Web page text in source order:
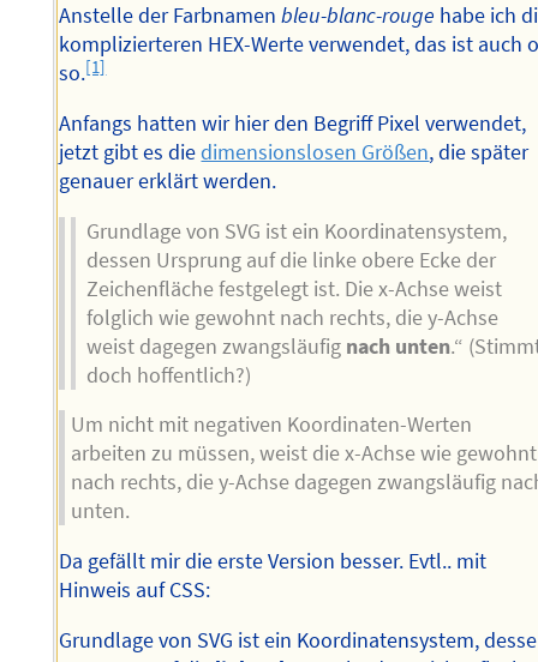
Anstelle der Farbnamenbleu-blanc-rouge habe ich
komplizierteren HEX-Werte verwendet, das ist auch
so.[1]
Anfangs hatten wir hier den Begriff Pixel verwendet,
jetzt gibt es diedimensionslosen Größen, die später
genauer erklärt werden.
Grundlage von SVG ist ein Koordinatensystem,
dessen Ursprung auf die linke obere Ecke der
Zeichenfläche festgelegt ist. Die x-Achse weist
folglich wie gewohnt nach rechts, die y-Achse
weist dagegen zwangsläufig nach unten.“
doch hoffentlich?)
Um nicht mit negativen Koordinaten-Werten
arbeiten zu müssen, weist die x-Achse wie gewohnt
nach rechts, die y-Achse dagegen zwangsläufig
unten.
Da gefällt mir die erste Version besser. Evtl.. mit
Hinweis auf CSS:
Grundlage von SVG ist ein Koordinatensystem,